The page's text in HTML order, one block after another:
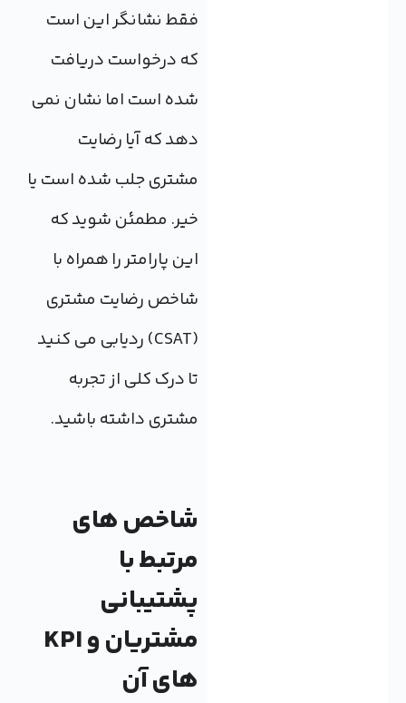
فقط نشانگر این است
که درخواست دریافت
شده است اما نشان نمی
دهد که آیا رضایت
مشتری جلب شده است یا
خیر. مطمئن شوید که
این پارامتر را همراه با
شاخص رضایت مشتری
(CSAT) ردیابی می کنید
تا درک کلی از تجربه
مشتری داشته باشید.
شاخص های
مرتبط با
پشتیبانی
مشتریان و KPI
های آن